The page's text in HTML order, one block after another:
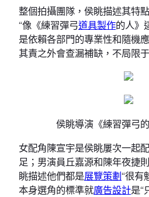
整個拍攝團隊，侯眺描述其特點
“像《練習彈弓道具製作的人》
是依賴各部門的專業性和隨機
其責之外會查漏補缺，不局限
侯眺導演《練習彈弓
女配角陳宣宇是侯眺屢次一起
足；男演員丘嘉源和陳年夜捷
眺描述他們都是展覽策劃“很有
本身選角的標準就廣告設計是“